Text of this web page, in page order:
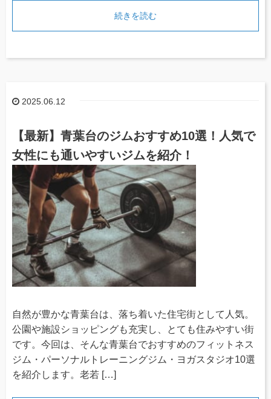
続きを読む
2025.06.12
【最新】青葉台のジムおすすめ10選！人気で
女性にも通いやすいジムを紹介！
自然が豊かな青葉台は、落ち着いた住宅街として人気。
公園や施設ショッピングも充実し、とても住みやすい街
です。今回は、そんな青葉台でおすすめのフィットネス
ジム・パーソナルトレーニングジム・ヨガスタジオ10選
を紹介します。老若 […]